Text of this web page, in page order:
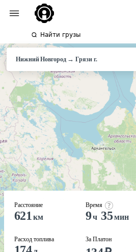
Найти грузы
Нижний Новгород→Грязи г.
Расстояние
621 км
Расход топлива
Время
9ч 35мин
За Платон